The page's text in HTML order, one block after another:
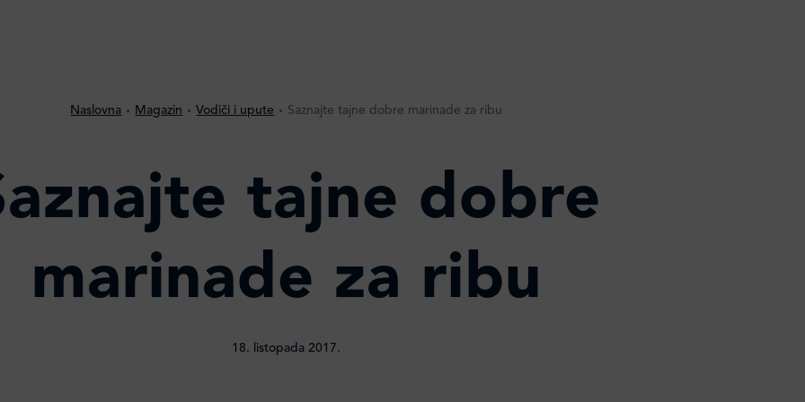
Naslovna Magazin Vodiči i upute Saznajte tajne dobre marinade za ribu
tajne dobre
marinade za ribu
18. listopada 2017.